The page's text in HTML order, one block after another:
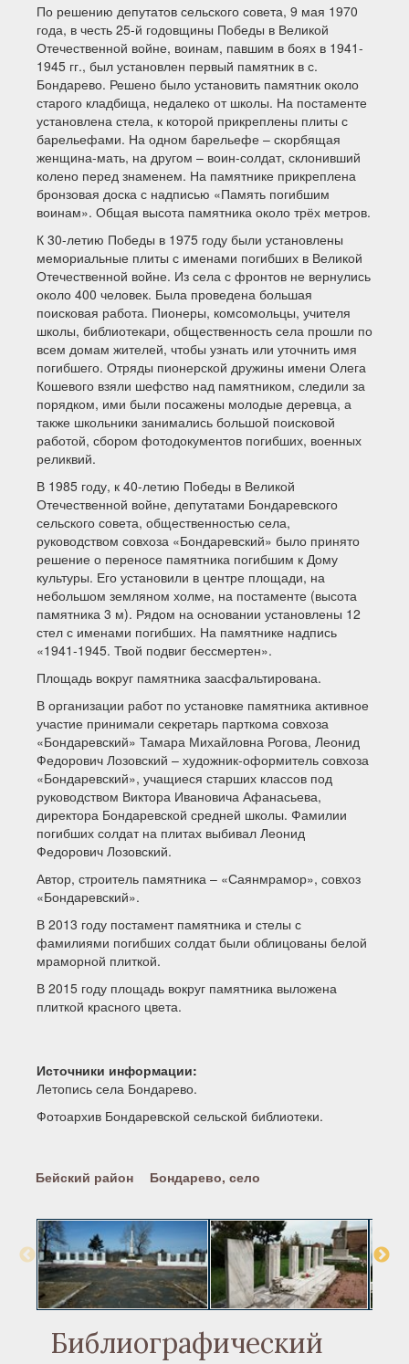
По решению депутатов сельского совета, 9 мая 1970
года, в честь 25-й годовщины Победы в Великой
Отечественной войне, воинам, павшим в боях в 1941-
1945 гг., был установлен первый памятник в с.
Бондарево. Решено было установить памятник около
старого кладбища, недалеко от школы. На постаменте
установлена стела, к которой прикреплены плиты с
барельефами. На одном барельефе – скорбящая
женщина-мать, на другом – воин-солдат, склонивший
колено перед знаменем. На памятнике прикреплена
бронзовая доска с надписью «Память погибшим
воинам». Общая высота памятника около трёх метров.
К 30-летию Победы в 1975 году были установлены
мемориальные плиты с именами погибших в Великой
Отечественной войне. Из села с фронтов не вернулись
около 400 человек. Была проведена большая
поисковая работа. Пионеры, комсомольцы, учителя
школы, библиотекари, общественность села прошли по
всем домам жителей, чтобы узнать или уточнить имя
погибшего. Отряды пионерской дружины имени Олега
Кошевого взяли шефство над памятником, следили за
порядком, ими были посажены молодые деревца, а
также школьники занимались большой поисковой
работой, сбором фотодокументов погибших, военных
реликвий.
В 1985 году, к 40-летию Победы в Великой
Отечественной войне, депутатами Бондаревского
сельского совета, общественностью села,
руководством совхоза «Бондаревский» было принято
решение о переносе памятника погибшим к Дому
культуры. Его установили в центре площади, на
небольшом земляном холме, на постаменте (высота
памятника 3 м). Рядом на основании установлены 12
стел с именами погибших. На памятнике надпись
«1941-1945. Твой подвиг бессмертен».
Площадь вокруг памятника заасфальтирована.
В организации работ по установке памятника активное
участие принимали секретарь парткома совхоза
«Бондаревский» Тамара Михайловна Рогова, Леонид
Федорович Лозовский – художник-оформитель совхоза
«Бондаревский», учащиеся старших классов под
руководством Виктора Ивановича Афанасьева,
директора Бондаревской средней школы. Фамилии
погибших солдат на плитах выбивал Леонид
Федорович Лозовский.
Автор, строитель памятника – «Саянмрамор», совхоз
«Бондаревский».
В 2013 году постамент памятника и стелы с
фамилиями погибших солдат были облицованы белой
мраморной плиткой.
В 2015 году площадь вокруг памятника выложена
плиткой красного цвета.
Источники информации:
Летопись села Бондарево.
Фотоархив Бондаревской сельской библиотеки.
Бейский район Бондарево, село
Библиографический